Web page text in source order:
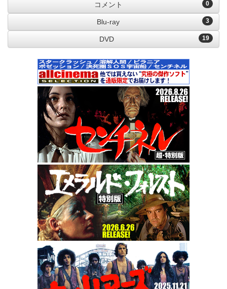
0
コメント
3
Blu-ray
19
DVD